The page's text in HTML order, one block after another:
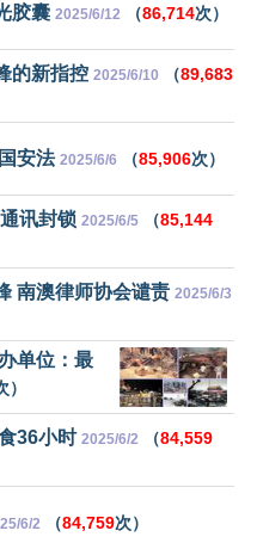
胶囊 2025/6/12 （86,714次）
的新指控 2025/6/10 （89,683
安法 2025/6/6 （85,906次）
讯封锁 2025/6/5 （85,144
南澳律师协会谴责 2025/6/3
单位：最
）
36小时 2025/6/2 （84,559
6/2 （84,759次）